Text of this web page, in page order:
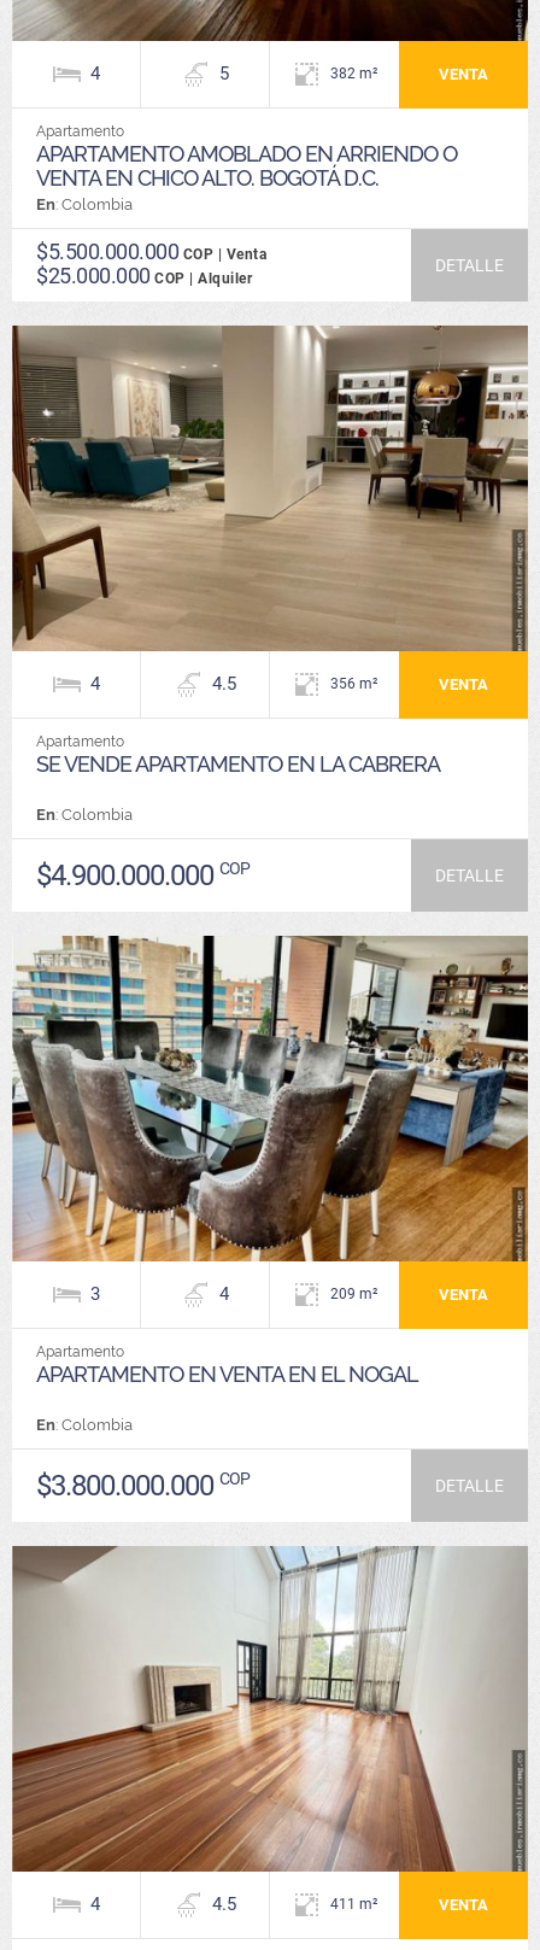
4 5 382 m² VENTA
Apartamento
APARTAMENTO AMOBLADO EN ARRIENDO O
VENTA EN CHICO ALTO. BOGOTÁ D.C.
En: Colombia
$5.500.000.000 COP | Venta
$25.000.000 COP | Alquiler
DETALLE
4 4.5 356 m² VENTA
Apartamento
SE VENDE APARTAMENTO EN LA CABRERA
En: Colombia
$4.900.000.000 COP DETALLE
3 4 209 m² VENTA
Apartamento
APARTAMENTO EN VENTA EN EL NOGAL
En: Colombia
$3.800.000.000 COP DETALLE
4 4.5 411 m² VENTA